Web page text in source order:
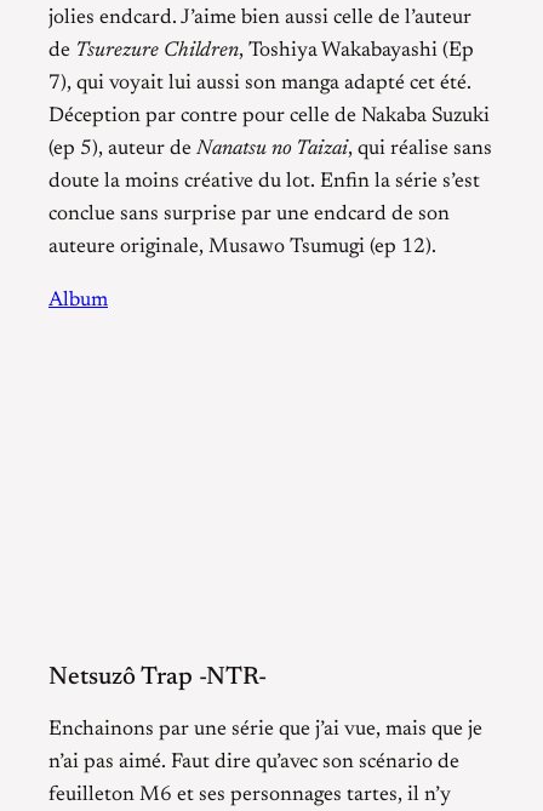
jolies endcard. J’aime bien aussi celle de l’auteur
de Tsurezure Children, Toshiya Wakabayashi (Ep
7), qui voyait lui aussi son manga adapté cet été.
Déception par contre pour celle de Nakaba Suzuki
(ep 5), auteur de Nanatsu no Taizai, qui réalise sans
doute la moins créative du lot. Enfin la série s’est
conclue sans surprise par une endcard de son
auteure originale, Musawo Tsumugi (ep 12).
Album
Netsuzô Trap -NTR-
Enchainons par une série que j’ai vue, mais que je
n’ai pas aimé. Faut dire qu’avec son scénario de
feuilleton M6 et ses personnages tartes, il n’y